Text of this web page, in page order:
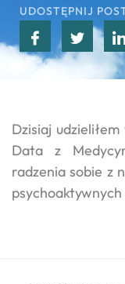
UDOSTĘPNIJ
Dzisiaj
Data z
radzenia sobie z
psychoaktywnych